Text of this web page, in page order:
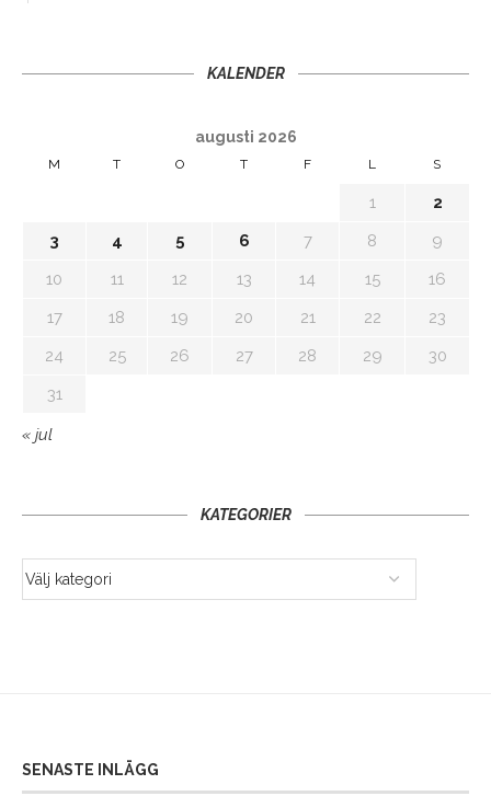
KALENDER
augusti 2026
M T O T F L S
1
2
3
4 5 6 7 8
9
10
11 12 13 14 15
16
17
18 19 20 21 22
23
24
25 26 27 28 29
30
31
« jul
KATEGORIER
SENASTE INLÄGG